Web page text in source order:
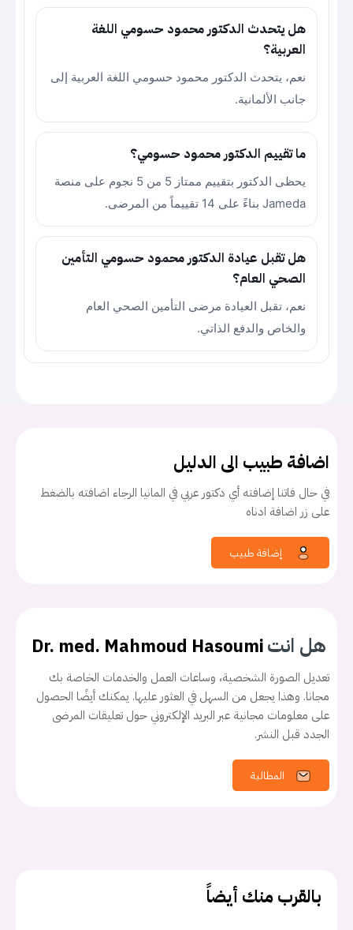
هل يتحدث الدكتور محمود حسومي اللغة
العربية؟
نعم، يتحدث الدكتور محمود حسومي اللغة العربية إلى
جانب الألمانية.
ما تقييم الدكتور محمود حسومي؟
يحظى الدكتور بتقييم ممتاز 5 من 5 نجوم على منصة
Jameda بناءً على 14 تقييماً من المرضى.
هل تقبل عيادة الدكتور محمود حسومي التأمين
الصحي العام؟
نعم، تقبل العيادة مرضى التأمين الصحي العام
والخاص والدفع الذاتي.
اضافة طبيب الى الدليل
في حال فاتنا إضافته أي دكتور عربي في المانيا الرجاء اضافته بالضغط
على زر اضافة ادناه
هل انتDr. med. Mahmoud Hasoumi
تعديل الصورة الشخصية، وساعات العمل والخدمات الخاصة بك
مجانا. وهذا يجعل من السهل في العثور عليها. يمكنك أيضًا الحصول
على معلومات مجانية عبر البريد الإلكتروني حول تعليقات المرضى
الجدد قبل النشر.
المطالبة
بالقرب منك أيضاً